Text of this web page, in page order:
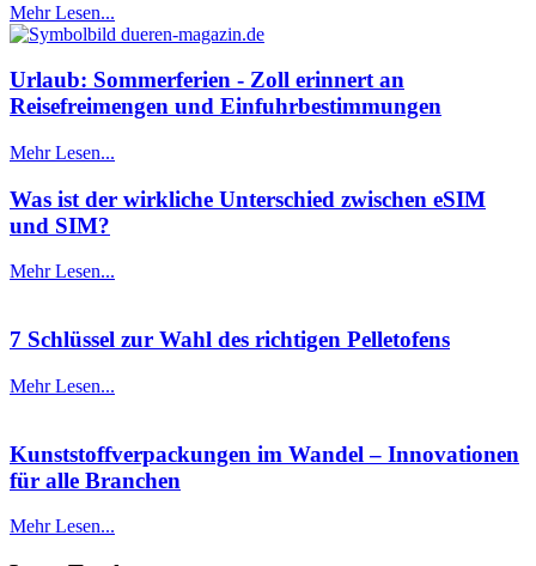
Mehr Lesen...
Urlaub: Sommerferien - Zoll erinnert an
Reisefreimengen und Einfuhrbestimmungen
Mehr Lesen...
Was ist der wirkliche Unterschied zwischen eSIM
und SIM?
Mehr Lesen...
7 Schlüssel zur Wahl des richtigen Pelletofens
Mehr Lesen...
Kunststoffverpackungen im Wandel – Innovationen
für alle Branchen
Mehr Lesen...